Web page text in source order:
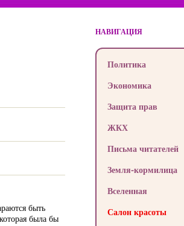
быть
была бы
НАВИГАЦИЯ
Политика
Экономика
Защита прав
ЖКХ
Письма читателей
Земля-кормилица
Вселенная
Салон красоты